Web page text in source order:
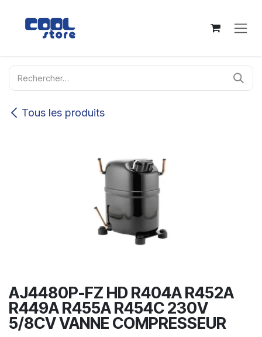
Tous les produits
AJ4480P-FZ HD R404A R452A
R449A R455A R454C 230V
5/8CV VANNE COMPRESSEUR